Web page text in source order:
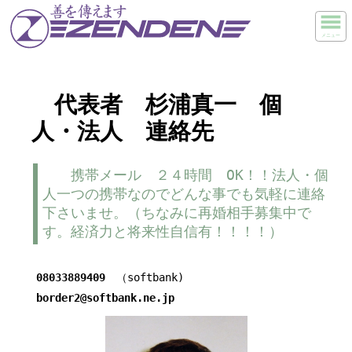
メニュー
代表者 杉浦真一 個
人・法人 連絡先
携帯メール ２４時間 OK！！法人・個
人一つの携帯なのでどんな事でも気軽に連絡
下さいませ。（ちなみに再婚相手募集中で
す。経済力と将来性自信有！！！！）
08033889409 （softbank)
border2@softbank.ne.jp